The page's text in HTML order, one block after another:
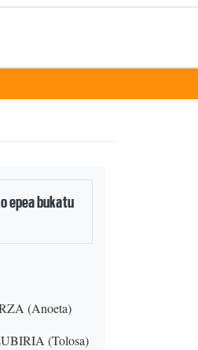
epea bukatu
(Anoeta)
(Tolosa)